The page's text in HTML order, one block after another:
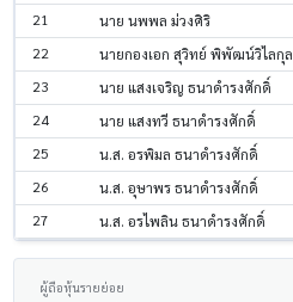
21 นาย นพพล ม่วงศิริ
22 นายกองเอก สุวิทย์ พิพัฒน์วิไลกุล
23 นาย แสงเจริญ ธนาดำรงศักดิ์
24 นาย แสงทวี ธนาดำรงศักดิ์
25 น.ส. อรพิมล ธนาดำรงศักดิ์
26 น.ส. อุษาพร ธนาดำรงศักดิ์
27 น.ส. อรไพลิน ธนาดำรงศักดิ์
ผู้ถือหุ้นรายย่อย